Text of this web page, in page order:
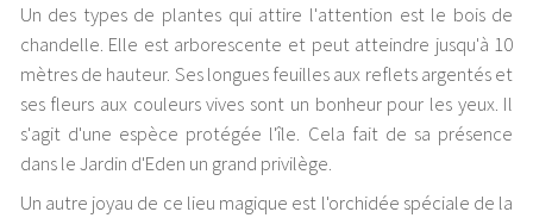
Un des types de plantes qui attire l'attention est le bois de
chandelle. Elle est arborescente et peut atteindre jusqu'à 10
mètres de hauteur. Ses longues feuilles aux reflets argentés et
ses fleurs aux couleurs vives sont un bonheur pour les yeux. Il
s'agit d'une espèce protégée l'île. Cela fait de sa présence
dans le Jardin d'Eden un grand privilège.
Un autre joyau de ce lieu magique est l'orchidée spéciale de la